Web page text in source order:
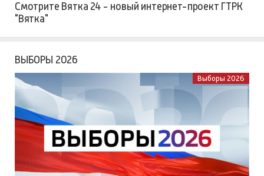
Смотрите Вятка 24 - новый интернет-проект ГТРК
"Вятка"
ВЫБОРЫ 2026
Выборы 2026